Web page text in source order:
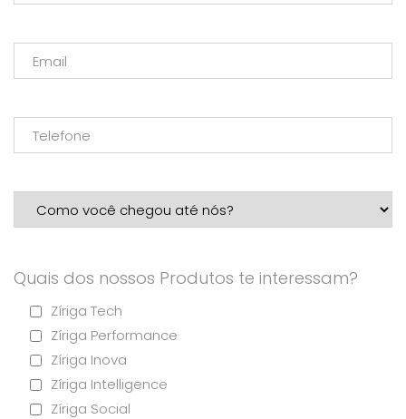
Quais dos nossos Produtos te interessam?
Zíriga Tech
Zíriga Performance
Zíriga Inova
Zíriga Intelligence
Zíriga Social